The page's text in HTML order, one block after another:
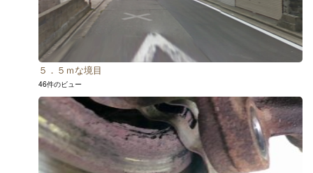
５．５ｍな境目
46件のビュー